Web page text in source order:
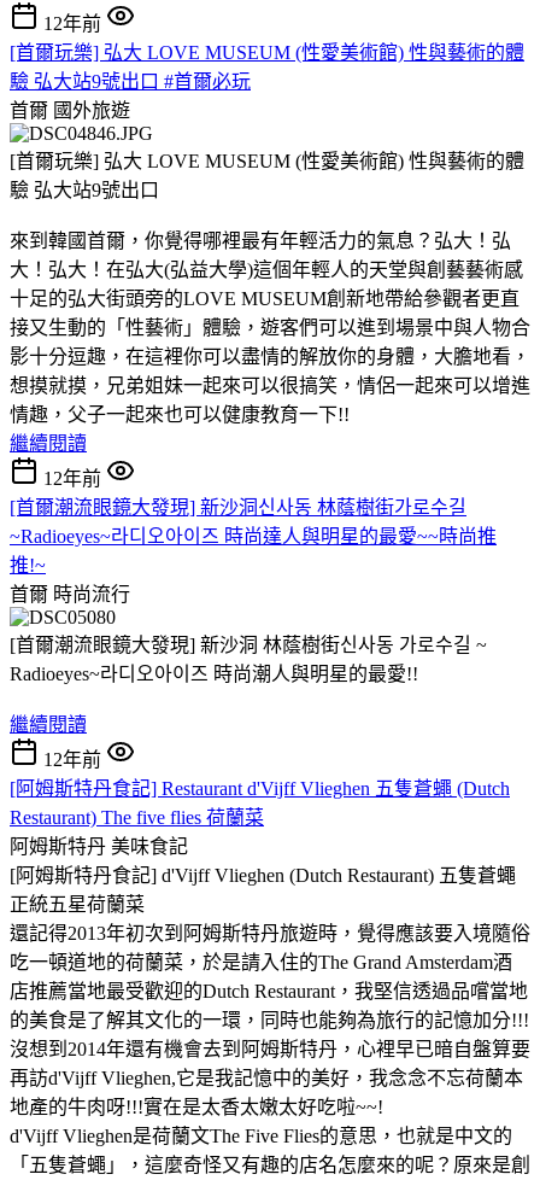
12年前
[首爾玩樂] 弘大 LOVE MUSEUM (性愛美術館) 性與藝術的體
驗 弘大站9號出口 #首爾必玩
首爾 國外旅遊
[首爾玩樂] 弘大 LOVE MUSEUM (性愛美術館) 性與藝術的體
驗 弘大站9號出口
來到韓國首爾，你覺得哪裡最有年輕活力的氣息？弘大！弘
大！弘大！在弘大(弘益大學)這個年輕人的天堂與創藝藝術感
十足的弘大街頭旁的LOVE MUSEUM創新地帶給參觀者更直
接又生動的「性藝術」體驗，遊客們可以進到場景中與人物合
影十分逗趣，在這裡你可以盡情的解放你的身體，大膽地看，
想摸就摸，兄弟姐妹一起來可以很搞笑，情侶一起來可以增進
情趣，父子一起來也可以健康教育一下!!
繼續閱讀
12年前
[首爾潮流眼鏡大發現] 新沙洞신사동 林蔭樹街가로수길
~Radioeyes~라디오아이즈 時尚達人與明星的最愛~~時尚推
推!~
首爾 時尚流行
[首爾潮流眼鏡大發現] 新沙洞 林蔭樹街신사동 가로수길 ~
Radioeyes~라디오아이즈 時尚潮人與明星的最愛!!
繼續閱讀
12年前
[阿姆斯特丹食記] Restaurant d'Vijff Vlieghen 五隻蒼蠅 (Dutch
Restaurant) The five flies 荷蘭菜
阿姆斯特丹 美味食記
[阿姆斯特丹食記] d'Vijff Vlieghen (Dutch Restaurant) 五隻蒼蠅
正統五星荷蘭菜
還記得2013年初次到阿姆斯特丹旅遊時，覺得應該要入境隨俗
吃一頓道地的荷蘭菜，於是請入住的The Grand Amsterdam酒
店推薦當地最受歡迎的Dutch Restaurant，我堅信透過品嚐當地
的美食是了解其文化的一環，同時也能夠為旅行的記憶加分!!!
沒想到2014年還有機會去到阿姆斯特丹，心裡早已暗自盤算要
再訪d'Vijff Vlieghen,它是我記憶中的美好，我念念不忘荷蘭本
地產的牛肉呀!!!實在是太香太嫩太好吃啦~~!
d'Vijff Vlieghen是荷蘭文The Five Flies的意思，也就是中文的
「五隻蒼蠅」，這麼奇怪又有趣的店名怎麼來的呢？原來是創